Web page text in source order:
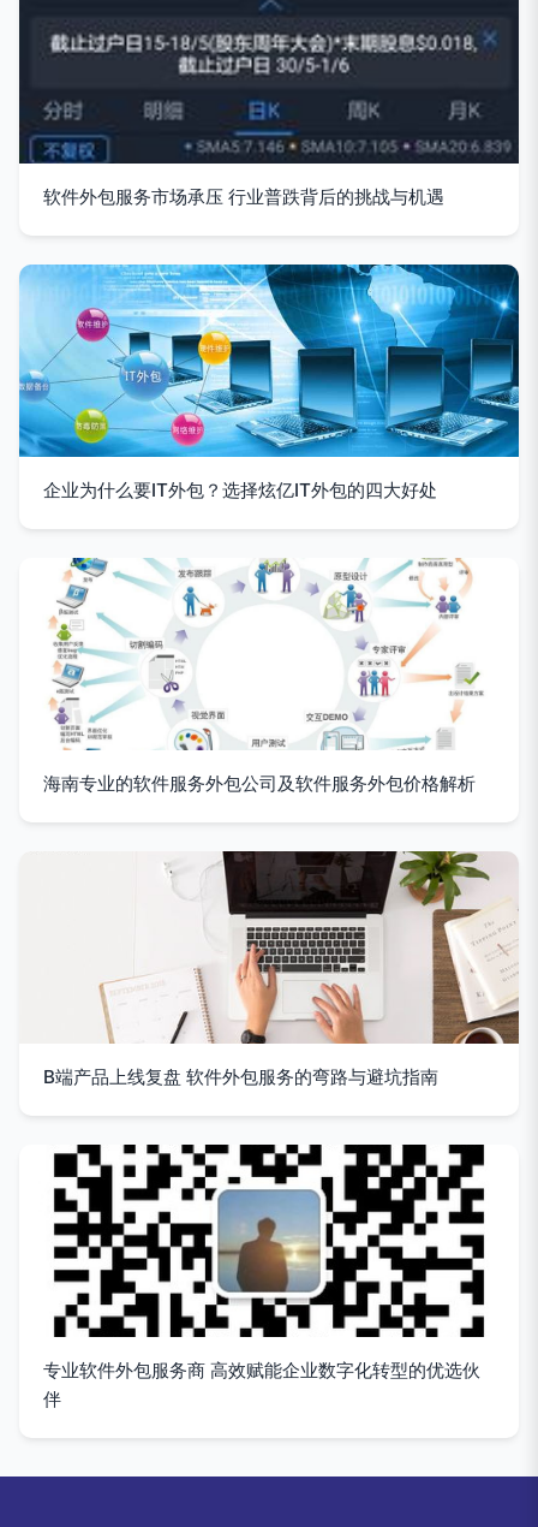
软件外包服务市场承压 行业普跌背后的挑战与机遇
企业为什么要IT外包？选择炫亿IT外包的四大好处
海南专业的软件服务外包公司及软件服务外包价格解析
B端产品上线复盘 软件外包服务的弯路与避坑指南
专业软件外包服务商 高效赋能企业数字化转型的优选伙
伴